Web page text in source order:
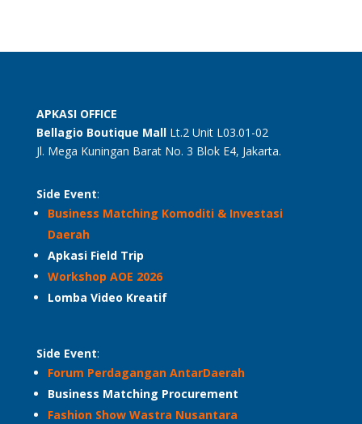
APKASI OFFICE
Bellagio Boutique MallLt.2 Unit L03.01-02
Jl. Mega Kuningan Barat No. 3 Blok E4, Jakarta.
Side Event:
Business Matching Komoditi & Investasi
Daerah
Apkasi Field Trip
Workshop AOE 2026
Lomba Video Kreatif
Side Event:
Forum Perdagangan AntarDaerah
Business Matching Procurement
Fashion Show Wastra Nusantara